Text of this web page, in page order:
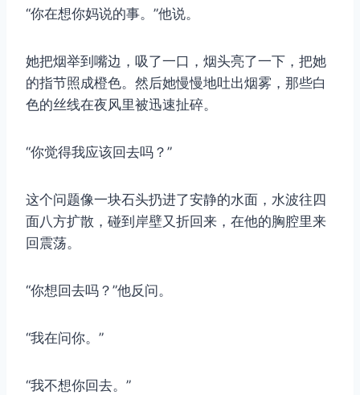
“你在想你妈说的事。”他说。
她把烟举到嘴边，吸了一口，烟头亮了一下，把她
的指节照成橙色。然后她慢慢地吐出烟雾，那些白
色的丝线在夜风里被迅速扯碎。
“你觉得我应该回去吗？”
这个问题像一块石头扔进了安静的水面，水波往四
面八方扩散，碰到岸壁又折回来，在他的胸腔里来
回震荡。
“你想回去吗？”他反问。
“我在问你。”
“我不想你回去。”